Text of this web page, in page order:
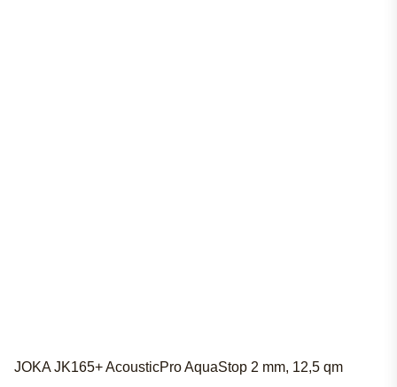
JOKA JK165+ AcousticPro AquaStop 2 mm, 12,5 qm